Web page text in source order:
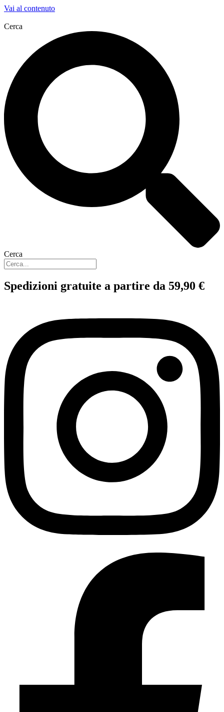
Vai al contenuto
Cerca
Cerca
Spedizioni gratuite a partire da 59,90 €